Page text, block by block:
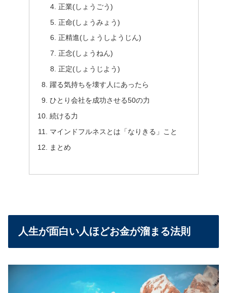
正業(しょうごう)
正命(しょうみょう)
正精進(しょうしようじん)
正念(しょうねん)
正定(しょうじよう)
躍る気持ちを壊す人にあったら
ひとり会社を成功させる50の力
続ける力
マインドフルネスとは「なりきる」こと
まとめ
人生が面白い人ほどお金が溜まる法則